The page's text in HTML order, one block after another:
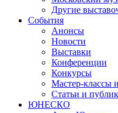
Другие
События
Анонсы
Новости
Выставки
Конференции
Конкурсы
Мастер-классы
Статьи и
ЮНЕСКО